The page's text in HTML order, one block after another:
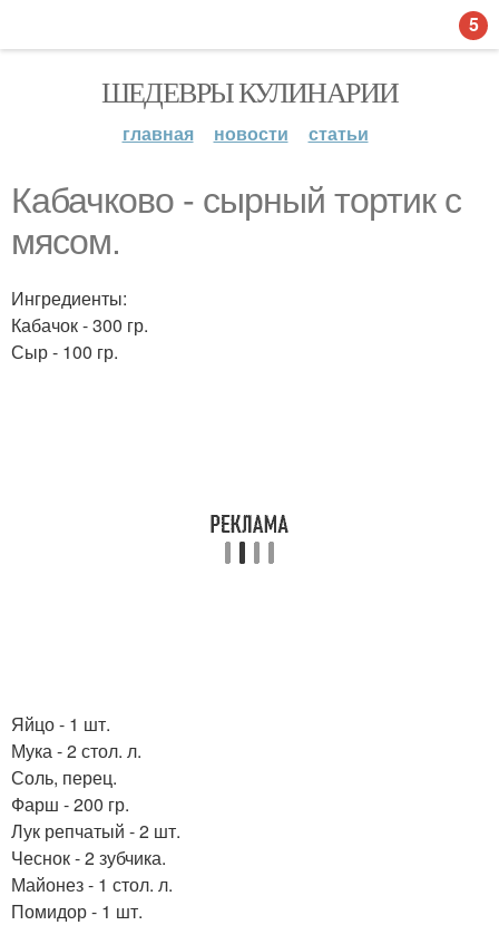
ШЕДЕВРЫ КУЛИНАРИИ
главная новости статьи
Кабачково - сырный тортик с
мясом.
Ингредиенты:
Кабачок - 300 гр.
Сыр - 100 гр.
Яйцо - 1 шт.
Мука - 2 стол. л.
Соль, перец.
Фарш - 200 гр.
Лук репчатый - 2 шт.
Чеснок - 2 зубчика.
Майонез - 1 стол. л.
Помидор - 1 шт.
5